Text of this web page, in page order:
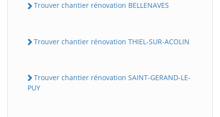
Trouver chantier rénovation BELLENAVES
Trouver chantier rénovation THIEL-SUR-ACOLIN
Trouver chantier rénovation SAINT-GERAND-LE-
PUY